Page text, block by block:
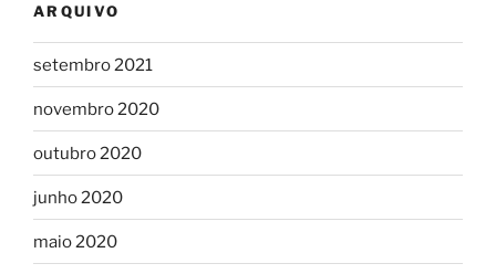
ARQUIVO
setembro 2021
novembro 2020
outubro 2020
junho 2020
maio 2020